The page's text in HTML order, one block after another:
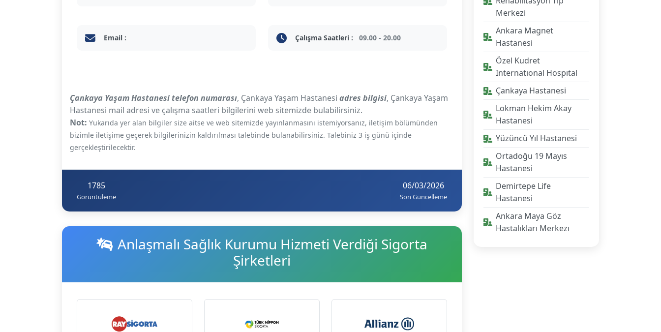
Email : Çalışma Saatleri : 09.00 - 20.00
Çankaya Yaşam Hastanesi telefon numarası, Çankaya Yaşam Hastanesi adres bilgisi, Çankaya Yaşam
Hastanesi mail adresi ve çalışma saatleri bilgilerini web sitemizde bulabilirsiniz.
Not: Yukarıda yer alan bilgiler size aitse ve web sitemizde yayınlanmasını istemiyorsanız, iletişim bölümünden
bizimle iletişime geçerek bilgilerinizin kaldırılması talebinde bulanabilirsiniz. Talebiniz 3 iş günü içinde
gerçekleştirilecektir.
1785
Görüntüleme
06/03/2026
Son Güncelleme
Anlaşmalı Sağlık Kurumu Hizmeti Verdiği Sigorta
Şirketleri
Merkezi
Ankara Magnet
Hastanesi
Özel Kudret
Internatıonal Hospıtal
Çankaya Hastanesi
Lokman Hekim Akay
Hastanesi
Yüzüncü Yıl Hastanesi
Ortadoğu 19 Mayıs
Hastanesi
Demirtepe Life
Hastanesi
Ankara Maya Göz
Hastalıkları Merkezı